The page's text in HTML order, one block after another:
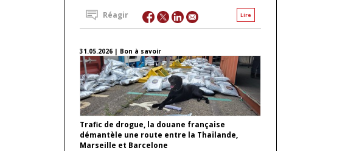
Lire
Réagir
31.05.2026 | Bon à savoir
Trafic de drogue, la douane française
démantèle une route entre la Thaïlande,
Marseille et Barcelone